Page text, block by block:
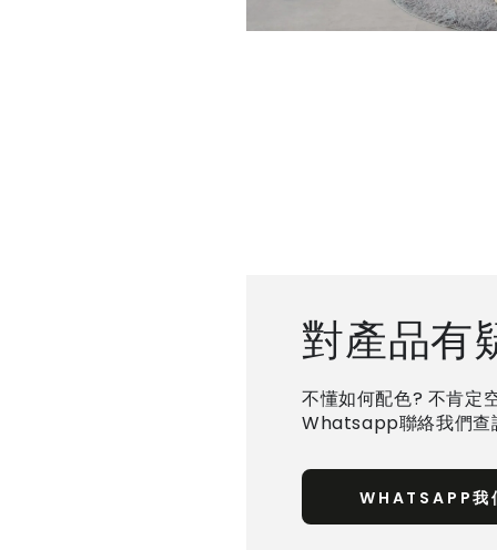
對產品有
不懂如何配色? 不肯定
Whatsapp聯絡我們查
WHATSAPP我